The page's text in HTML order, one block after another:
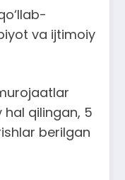
va ijtimoiy
hal qilingan, 5
berilgan